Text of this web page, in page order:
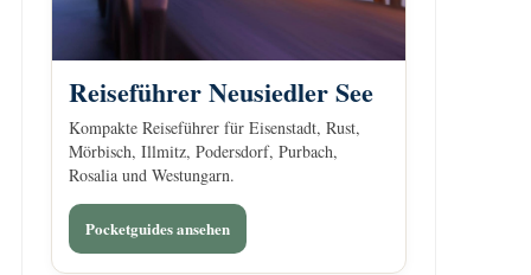
Reiseführer Neusiedler See
Kompakte Reiseführer für Eisenstadt, Rust,
Mörbisch, Illmitz, Podersdorf, Purbach,
Rosalia und Westungarn.
Pocketguides ansehen